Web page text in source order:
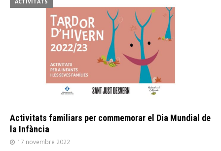
Activitats familiars per commemorar el Dia Mundial de
la Infància
17 novembre 2022